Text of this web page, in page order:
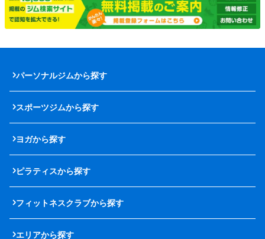
パーソナルジムから探す
スポーツジムから探す
ヨガから探す
ピラティスから探す
フィットネスクラブから探す
エリアから探す